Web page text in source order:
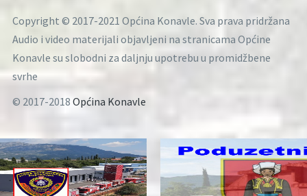
Copyright © 2017-2021 Općina Konavle. Sva prava pridržana
Audio i video materijali objavljeni na stranicama Općine
Konavle su slobodni za daljnju upotrebu u promidžbene
svrhe
© 2017-2018 Općina Konavle